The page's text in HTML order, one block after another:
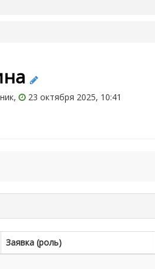
23 октября 2025, 10:41
Заявка (роль)